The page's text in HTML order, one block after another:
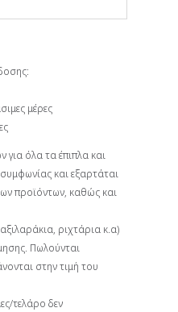
μέρες
όλα τα έπιπλα και
και εξαρτάται
προϊόντων, καθώς και
ριχτάρια κ.α)
Πωλούνται
στην τιμή του
τελάρο δεν